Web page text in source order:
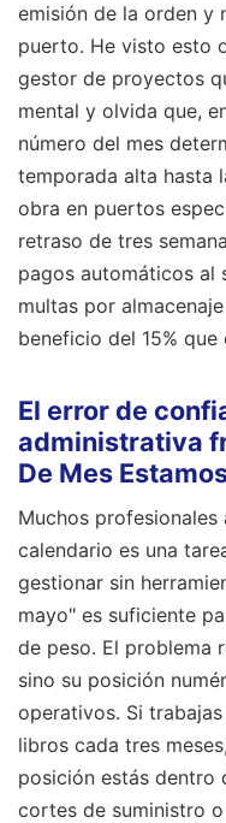
emisión de la orden y
puerto. He visto esto
gestor de proyectos
mental y olvida que,
número del mes
temporada alta hasta
obra en puertos
retraso de tres
pagos automáticos al
multas por
beneficio del 15% que
El error de
administrativa
De Mes
Muchos profesionales
calendario es una
gestionar sin
mayo" es suficiente
de peso. El problema
sino su posición
operativos. Si
libros cada tres
posición estás dentro
cortes de suministro